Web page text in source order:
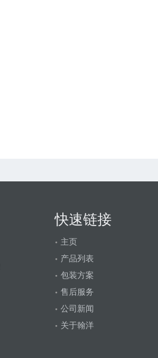
快速链接
主页
产品列表
包装方案
售后服务
公司新闻
关于翰洋